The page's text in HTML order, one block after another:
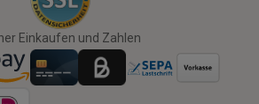
Einkaufen und Zahlen